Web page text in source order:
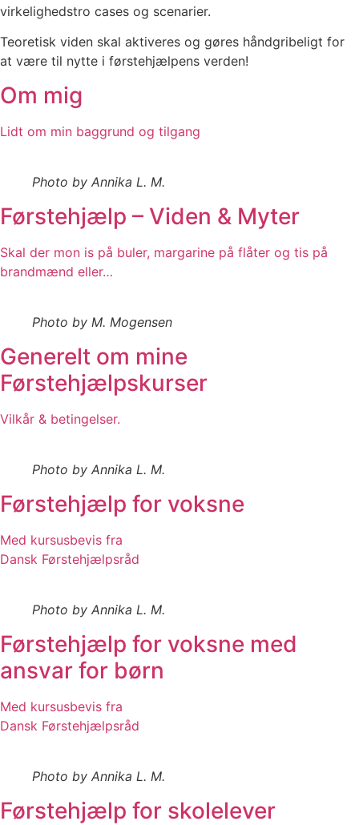
virkelighedstro cases og scenarier.
Teoretisk viden skal aktiveres og gøres håndgribeligt for
at være til nytte i førstehjælpens verden!
Om mig
Lidt om min baggrund og tilgang
Photo by Annika L. M.
Førstehjælp – Viden & Myter
Skal der mon is på buler, margarine på flåter og tis på
brandmænd eller…
Photo by M. Mogensen
Generelt om mine
Førstehjælpskurser
Vilkår & betingelser.
Photo by Annika L. M.
Førstehjælp for voksne
Med kursusbevis fra
Dansk Førstehjælpsråd
Photo by Annika L. M.
Førstehjælp for voksne med
ansvar for børn
Med kursusbevis fra
Dansk Førstehjælpsråd
Photo by Annika L. M.
Førstehjælp for skolelever